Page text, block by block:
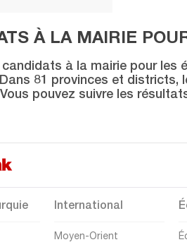
À LA MAIRIE
à la mairie pour les
81 provinces et
Vous pouvez suivre les
International
Moyen-Orient